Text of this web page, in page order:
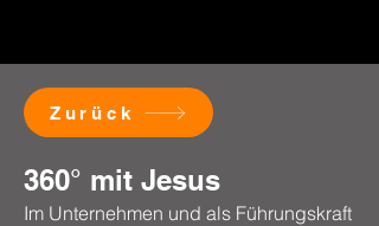
Zurück
360° mit Jesus
Im Unternehmen und als Führungskraft